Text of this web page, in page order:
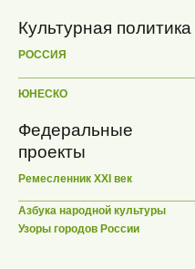
Культурная политика
РОССИЯ
ЮНЕСКО
Федеральные
проекты
Ремесленник XXI век
Азбука народной культуры
Узоры городов России